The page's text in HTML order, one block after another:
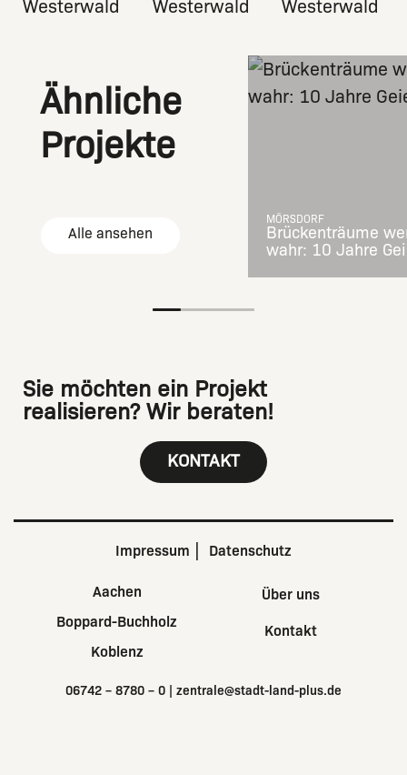
Ähnliche
Projekte
Alle ansehen
MÖRSDORF
Brückenträume
wahr: 10 Jahre
Sie möchten ein Projekt
realisieren? Wir beraten!
KONTAKT
Impressum Datenschutz
Aachen
Boppard-Buchholz
Koblenz
Über uns
Kontakt
06742 – 8780 – 0 | zentrale@stadt-land-plus.de